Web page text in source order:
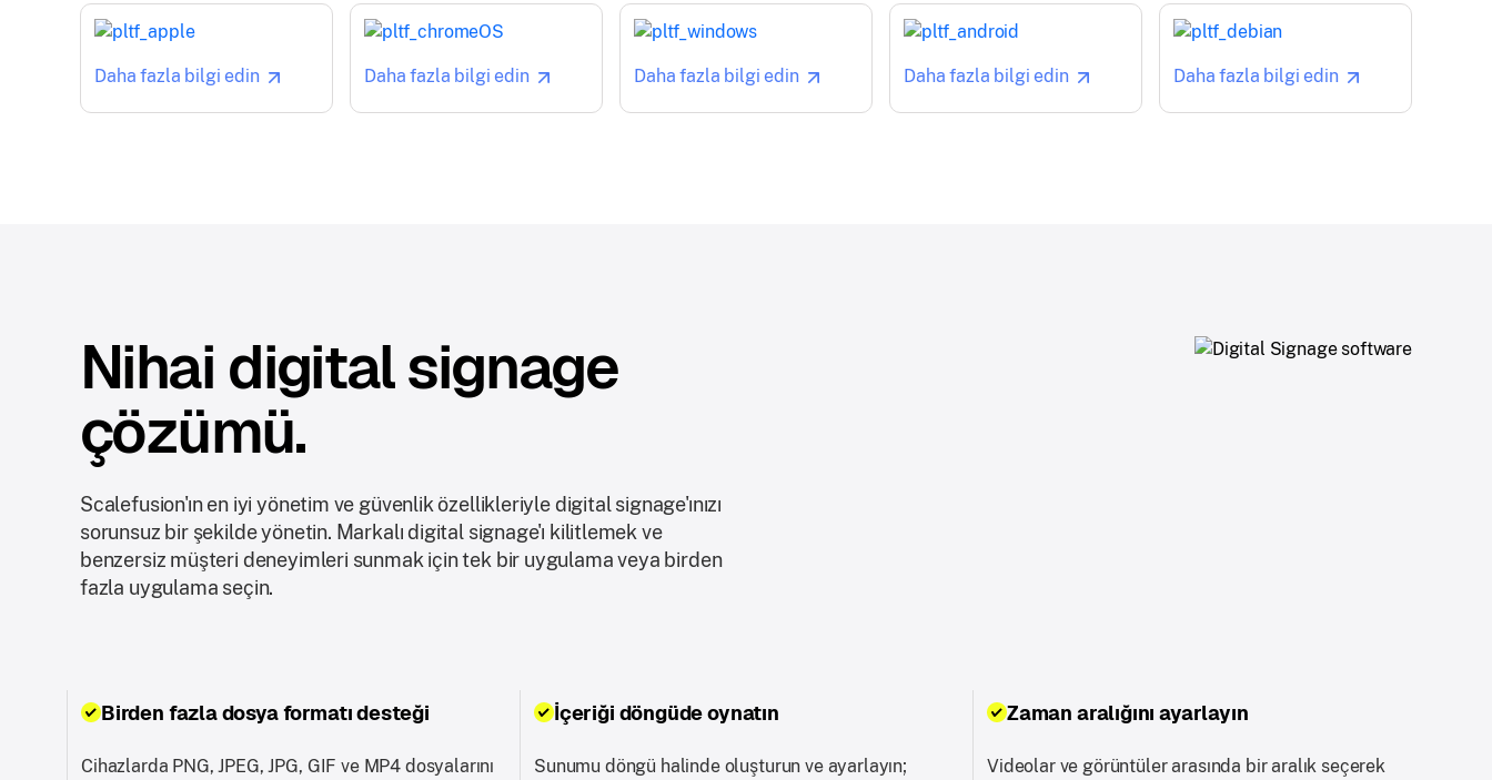
Daha fazla bilgi edin Daha fazla bilgi edin Daha fazla bilgi edin Daha fazla bilgi edin Daha fazla bilgi edin
Nihai digital signage
çözümü.
Scalefusion'ın en iyi yönetim ve güvenlik özellikleriyle digital signage'ınızı
sorunsuz bir şekilde yönetin. Markalı digital signage'ı kilitlemek ve
benzersiz müşteri deneyimleri sunmak için tek bir uygulama veya birden
fazla uygulama seçin.
Birden fazla dosya formatı desteği
Cihazlarda PNG, JPEG, JPG, GIF ve MP4 dosyalarını
İçeriği döngüde oynatın
Sunumu döngü halinde oluşturun ve ayarlayın;
Zaman aralığını ayarlayın
Videolar ve görüntüler arasında bir aralık seçerek